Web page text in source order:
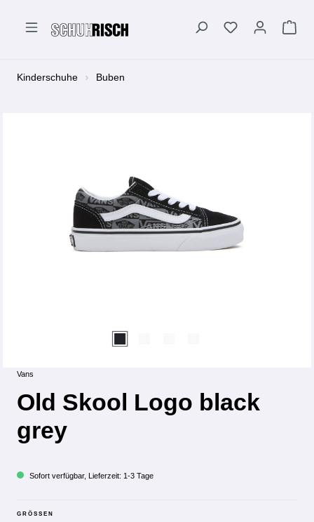
Kinderschuhe Buben
Vans
Old Skool Logo black
grey
Sofort verfügbar, Lieferzeit: 1-3 Tage
GRÖSSEN